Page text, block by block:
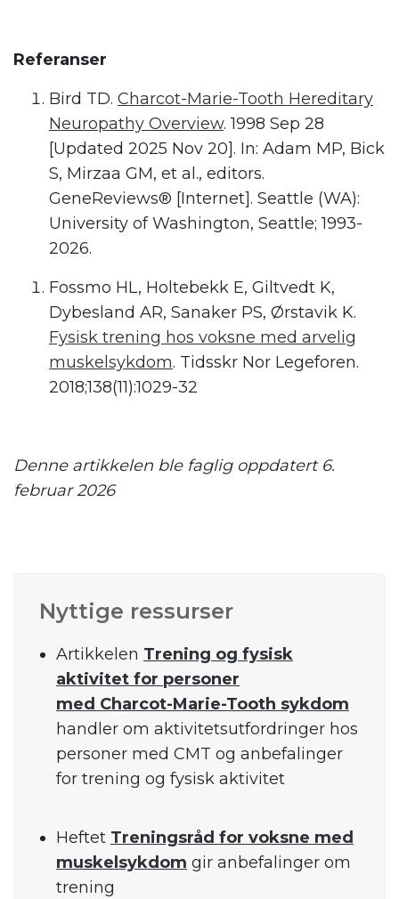
Referanser
Bird TD. Charcot-Marie-Tooth Hereditary
Neuropathy Overview. 1998 Sep 28
[Updated 2025 Nov 20]. In: Adam MP, Bick
S, Mirzaa GM, et al., editors.
GeneReviews® [Internet]. Seattle (WA):
University of Washington, Seattle; 1993-
2026.
Fossmo HL, Holtebekk E, Giltvedt K,
Dybesland AR, Sanaker PS, Ørstavik K.
Fysisk trening hos voksne med arvelig
muskelsykdom. Tidsskr Nor Legeforen.
2018;138(11):1029-32
Denne artikkelen ble faglig oppdatert 6.
februar 2026
Nyttige ressurser
Artikkelen Trening og fysisk
aktivitet for personer
med Charcot-Marie-Tooth sykdom
handler om aktivitetsutfordringer hos
personer med CMT og anbefalinger
for trening og fysisk aktivitet
Heftet Treningsråd for voksne med
muskelsykdom gir anbefalinger om
trening